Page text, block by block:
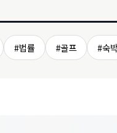
#법률 #골프 #숙박